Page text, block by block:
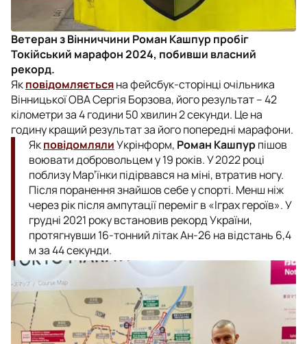
Ветеран з Вінниччини Роман Кашпур пробіг
Токійський марафон 2024, побивши власний
рекорд.
Якповідомляєтьсяна фейсбук-сторінці очільника
Вінницької ОВА Сергія Борзова, його результат – 42
кілометри за 4 години 50 хвилин 2 секунди. Це на
годину кращий результат за його попередні марафони.
ЯкповідомлялиУкрінформ, Роман Кашпурпішов
воювати добровольцем у 19 років. У 2022 році
поблизу Марʼїнки підірвався на міні, втратив ногу.
Після поранення знайшов себе у спорті. Менш ніж
через рік після ампутації переміг в «Іграх героїв». У
грудні 2021 року встановив рекорд України,
протягнувши 16-тонний літак Ан-26 на відстань 6,4
м за 44 секунди.